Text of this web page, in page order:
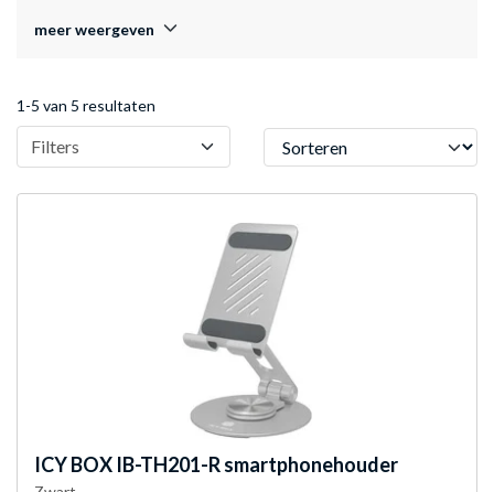
meer weergeven
1-5 van 5 resultaten
Filters Sorteren
ICY BOX IB-TH201-R smartphonehouder